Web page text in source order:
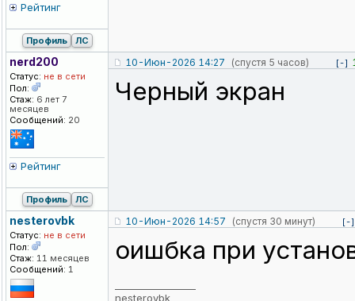
Рейтинг
Профиль ЛС
nerd200
Статус: не в сети
Пол:
Стаж: 6 лет 7
месяцев
Сообщений: 20
Рейтинг
10-Июн-2026 14:27 (спустя 5 часов) [-]
Черный экран
Профиль ЛС
nesterovbk
Статус: не в сети
Пол:
Стаж: 11 месяцев
Сообщений: 1
10-Июн-2026 14:57 (спустя 30 минут) [-]
оишбка при
nesterovbk